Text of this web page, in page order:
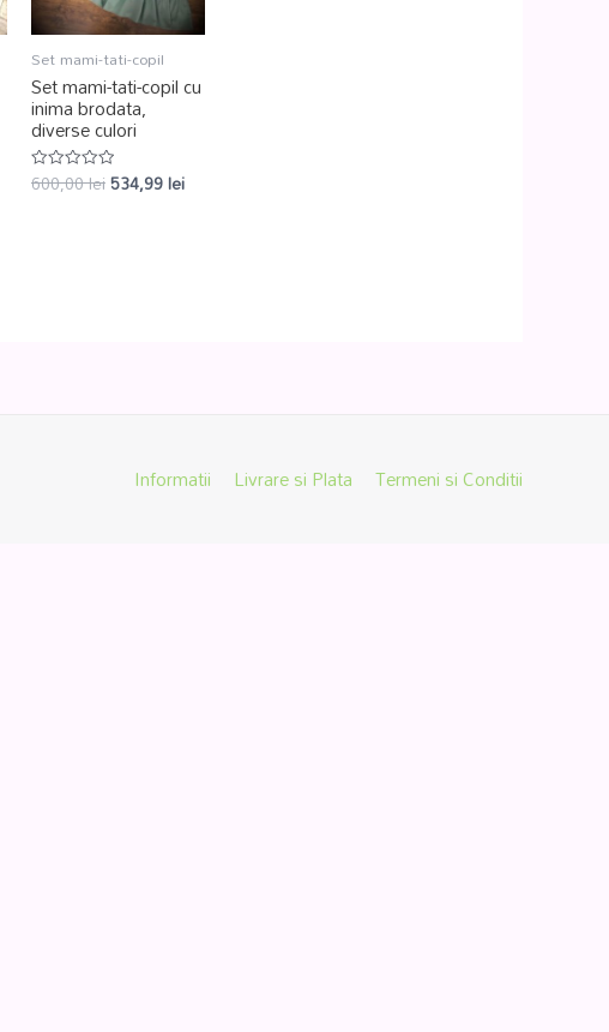
Set mami-tati-copil
Set mami-tati-copil cu
inima brodata,
diverse culori
Evaluat
la
600,00lei534,99lei
Informatii Livrare si Plata Termeni si Conditii